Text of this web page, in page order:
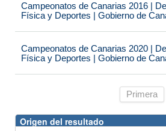
Campeonatos de Canarias 2016 |
Física y Deportes | Gobierno de
Campeonatos de Canarias 2020 |
Física y Deportes | Gobierno de
Primera
Origen del resultado